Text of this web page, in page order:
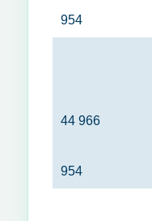
954
44 966
954